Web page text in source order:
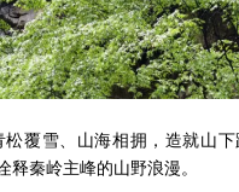
覆雪、山海相拥，造就山
秦岭主峰的山野浪漫。